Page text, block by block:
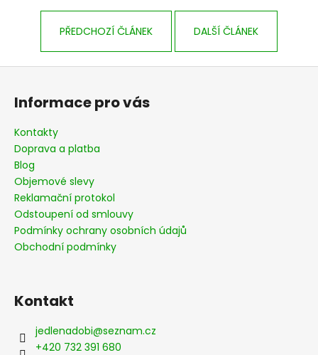
PŘEDCHOZÍ ČLÁNEK DALŠÍ ČLÁNEK
Z
Informace pro vás
Kontakty
Doprava a platba
Blog
Objemové slevy
Reklamační protokol
Odstoupení od smlouvy
Podmínky ochrany osobních údajů
Obchodní podmínky
Kontakt
jedlenadobi@seznam.cz
+420 732 391 680